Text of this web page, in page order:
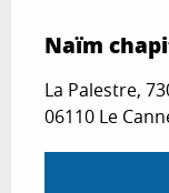
Naïm
La Palestre,
06110 Le